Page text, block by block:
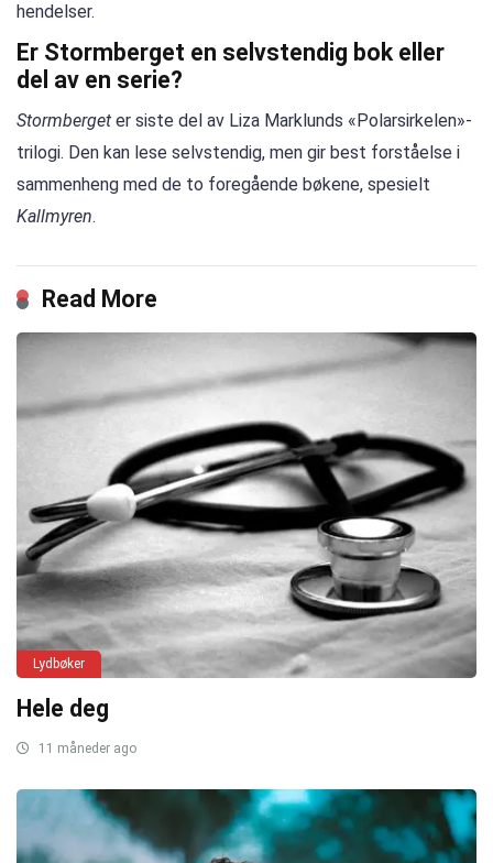
hendelser.
Er Stormberget en selvstendig bok eller
del av en serie?
Stormberget er siste del av Liza Marklunds «Polarsirkelen»-
trilogi. Den kan lese selvstendig, men gir best forståelse i
sammenheng med de to foregående bøkene, spesielt
Kallmyren.
Read More
Lydbøker
Hele deg
11 måneder ago